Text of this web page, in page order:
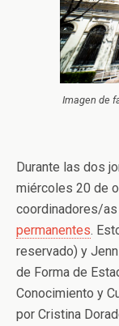
Imagen de
Durante las dos
miércoles 20 de
coordinadores/as
permanentes.
reservado) y
de Forma de
Conocimiento y
por Cristina